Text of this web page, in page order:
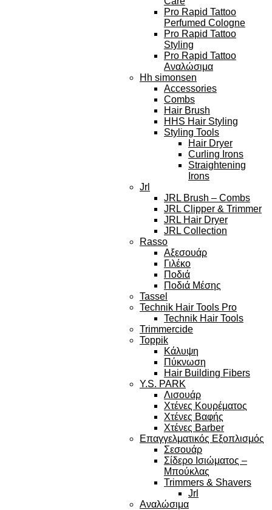
Pro Rapid Tattoo
Perfumed Cologne
Pro Rapid Tattoo
Styling
Pro Rapid Tattoo
Αναλώσιμα
Hh simonsen
Accessories
Combs
Hair Brush
HHS Hair Styling
Styling Tools
Hair Dryer
Curling Irons
Straightening
Irons
Jrl
JRL Brush – Combs
JRL Clipper & Trimmer
JRL Hair Dryer
JRL Collection
Rasso
Αξεσουάρ
Γιλέκο
Ποδιά
Ποδιά Μέσης
Tassel
Technik Hair Tools Pro
Technik Hair Tools
Trimmercide
Toppik
Κάλυψη
Πύκνωση
Hair Building Fibers
Y.S. PARK
Λισουάρ
Χτένες Κουρέματος
Χτένες Βαφής
Χτένες Barber
Επαγγελματικός Εξοπλισμός
Σεσουάρ
Σίδερο Ισιώματος –
Μπούκλας
Trimmers & Shavers
Jrl
Αναλώσιμα